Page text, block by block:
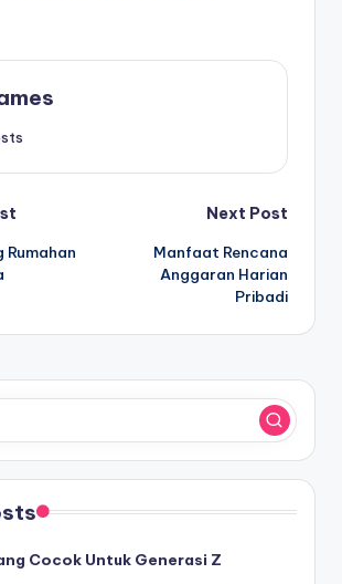
Rumahan
Next Post
Manfaat Rencana
Anggaran Harian
Pribadi
Cocok Untuk Generasi Z